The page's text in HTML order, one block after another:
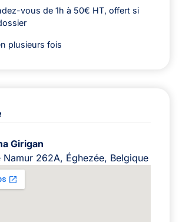
vous de 1h à 50€ HT, offert si
plusieurs fois
Girigan
Namur 262A, Éghezée, Belgique